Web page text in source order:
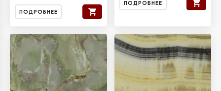
ПОДРОБНЕЕ
ПОДРОБНЕЕ